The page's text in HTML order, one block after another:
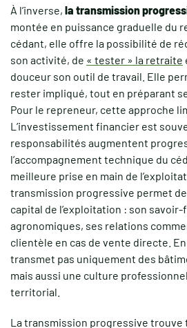
À l’inverse, la transmission
montée en puissance graduelle du
cédant, elle offre la possibilité de
son activité, de « tester » la retraite
douceur son outil de travail. Elle
rester impliqué, tout en préparant
Pour le repreneur, cette approche
L’investissement financier est
responsabilités augmentent
l’accompagnement technique du
meilleure prise en main de
transmission progressive permet
capital de l’exploitation : son
agronomiques, ses relations
clientèle en cas de vente directe.
transmet pas uniquement des
mais aussi une culture
territorial.
La transmission progressive